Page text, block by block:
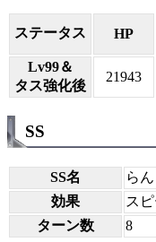
ステータス HP
Lv99＆
タス強化後
21943
SS
SS名
ら
効果
ス
ターン数
8